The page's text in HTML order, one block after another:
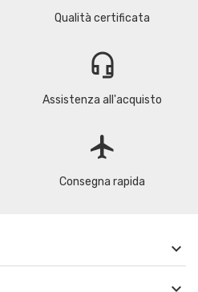
Qualità certificata
headset_mic
Assistenza all'acquisto
flight
Consegna rapida
